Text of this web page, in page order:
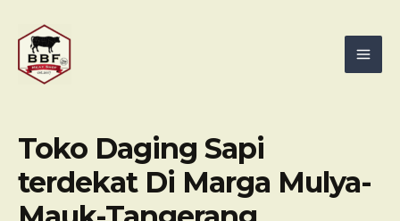
content
Toko Daging Sapi
terdekat Di Marga Mulya-